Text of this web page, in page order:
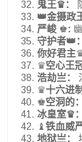
鬼王♛：
👑金摄政
严峻 ♚:
守护者👑
你好君主
♛空心王
浩劫亗：
♛十六进
♚空洞的：
冰皇室♛：
♝ 铁血威
地狱亗：